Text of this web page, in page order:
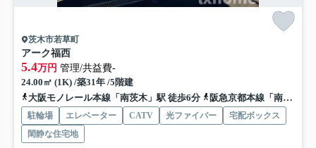
茨木市若草町
アーク福西
5.4万円 管理/共益費-
24.00㎡ (1K) /築31年 /5階建
大阪モノレール本線「南茨木」駅 徒歩6分
阪急京都本線「南茨木」駅 徒歩5分
駐輪場 エレベーター CATV 光ファイバー
宅配ボックス
閑静な住宅地